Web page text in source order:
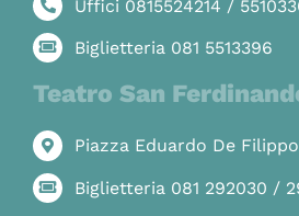
Uffici 0815524214 /
Biglietteria 081 5513396
Teatro San
Piazza Eduardo De
Biglietteria 081 292030 /